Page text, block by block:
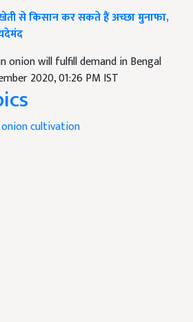
से किसान कर सकते हैं अच्छा मुनाफा,
onion will fulfill demand in Bengal
2020, 01:26 PM IST
onion cultivation